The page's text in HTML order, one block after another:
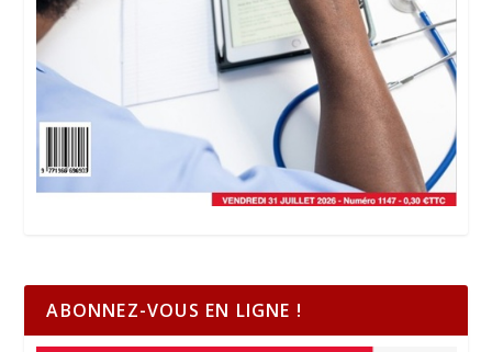
ABONNEZ-VOUS EN LIGNE !